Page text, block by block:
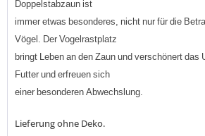
Ich habe dieDatenschutzerklärung
verstanden und stimme zu. *
Doppelstabzaun ist
immer etwas besonderes, nicht nur für die
Vögel . Der Vogelrastplatz
bringt Leben an den Zaun und verschönert das
Futter und erfreuen sich
einer besonderen Abwechslung.
Lieferung ohne Deko.